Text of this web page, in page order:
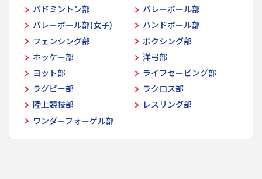
バドミントン部
バレーボール部
バレーボール部(女子)
ハンドボール部
フェンシング部
ボクシング部
ホッケー部
洋弓部
ヨット部
ライフセービング部
ラグビー部
ラクロス部
陸上競技部
レスリング部
ワンダーフォーゲル部